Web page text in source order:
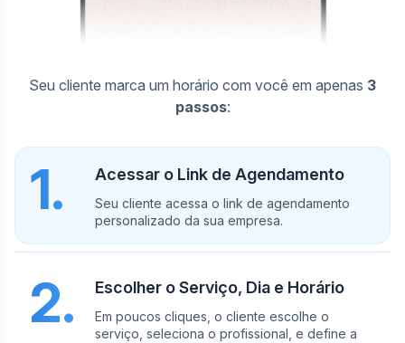
Seu cliente marca um horário com você em apenas 3
passos:
1. Acessar o Link de Agendamento
Seu cliente acessa o link de agendamento
personalizado da sua empresa.
2. Escolher o Serviço, Dia e Horário
Em poucos cliques, o cliente escolhe o
serviço, seleciona o profissional, e define a